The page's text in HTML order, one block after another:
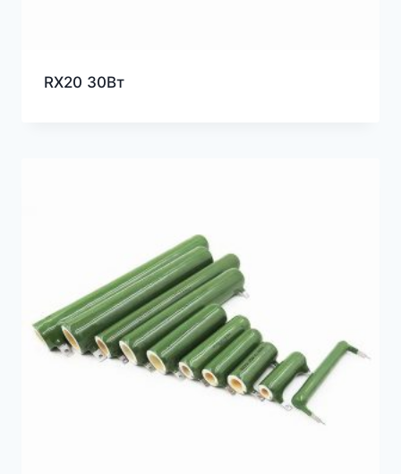
RX20 30Вт